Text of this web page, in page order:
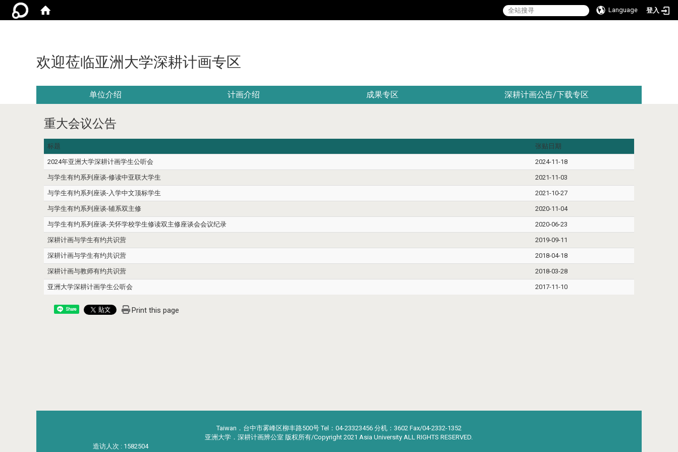
Language 登入
欢迎莅临亚洲大学深耕计画专区
单位介绍 计画介绍 成果专区 深耕计画公告/下载专区
重大会议公告
标题 张贴日期
2024年亚洲大学深耕计画学生公听会 2024-11-18
与学生有约系列座谈-修读中亚联大学生 2021-11-03
与学生有约系列座谈-入学中文顶标学生 2021-10-27
与学生有约系列座谈-辅系双主修 2020-11-04
与学生有约系列座谈-关怀学校学生修读双主修座谈会会议纪录 2020-06-23
深耕计画与学生有约共识营 2019-09-11
深耕计画与学生有约共识营 2018-04-18
深耕计画与教师有约共识营 2018-03-28
亚洲大学深耕计画学生公听会 2017-11-10
Share Print this page
Taiwan．台中市雾峰区柳丰路500号 Tel：04-23323456 分机：3602 Fax/04-2332-1352
亚洲大学．深耕计画辨公室 版权所有/Copyright 2021 Asia University ALL RIGHTS RESERVED.
造访人次 : 1582504